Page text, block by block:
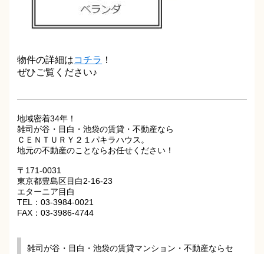
物件の詳細はコチラ ！
ぜひご覧ください♪
地域密着34年！
雑司が谷・目白・池袋の賃貸・不動産なら
ＣＥＮＴＵＲＹ２１パキラハウス。
地元の不動産のことならお任せください！
〒171-0031
東京都豊島区目白2-16-23
エターニア目白
TEL：03-3984-0021
FAX：03-3986-4744
雑司が谷・目白・池袋の賃貸マンション・不動産ならセ